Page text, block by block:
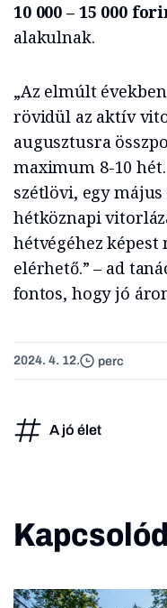
10 000 – 15 000
alakulnak.
„Az elmúlt
rövidül az aktív
augusztusra
maximum 8-10
szétlövi, egy
hétköznapi
hétvégéhez
elérhető.” – ad
fontos, hogy jó
2024. 4. 12. perc
A jó élet